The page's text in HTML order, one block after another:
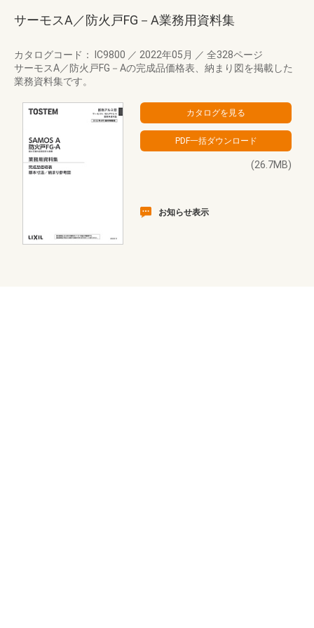
サーモスA／防火戸FG－A業務用資料集
カタログコード： IC9800 ／ 2022年05月 ／ 全328ページ
サーモスA／防火戸FG－Aの完成品価格表、納まり図を掲載した
業務資料集です。
(26.7MB)
お知らせ表示